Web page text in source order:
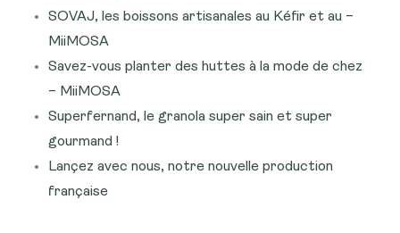
SOVAJ, les boissons artisanales au Kéfir et au –
MiiMOSA
Savez-vous planter des huttes à la mode de chez
– MiiMOSA
Superfernand, le granola super sain et super
gourmand !
Lançez avec nous, notre nouvelle production
française